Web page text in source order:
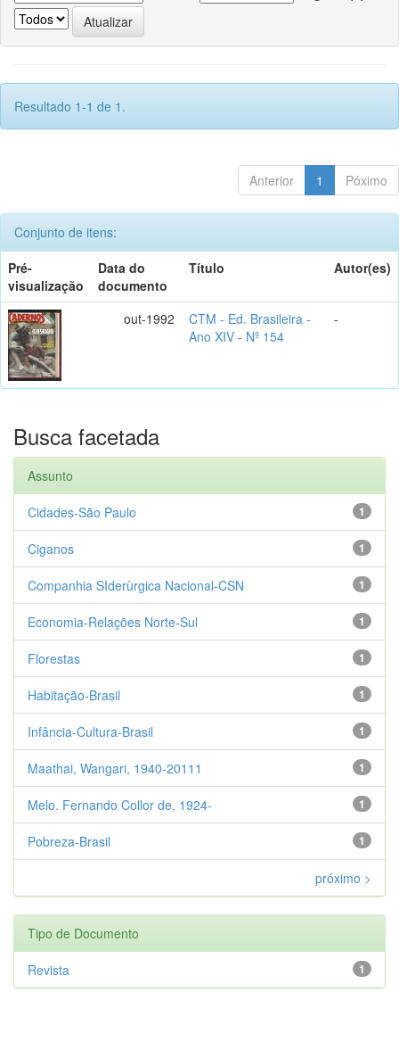
Resultado 1-1 de 1.
Anterior 1 Póximo
Conjunto de itens:
Pré-
visualização
Data do
documento
Título Autor(es)
out-1992
CTM - Ed. Brasileira -
Ano XIV - Nº 154
-
Busca facetada
Assunto
1
Cidades-São Paulo
1
Ciganos
1
Companhia SIderùrgica Nacional-CSN
1
Economia-Relações Norte-Sul
1
Florestas
1
Habitação-Brasil
1
Infância-Cultura-Brasil
1
Maathai, Wangari, 1940-20111
1
Melo. Fernando Collor de, 1924-
1
Pobreza-Brasil
próximo >
Tipo de Documento
1
Revista